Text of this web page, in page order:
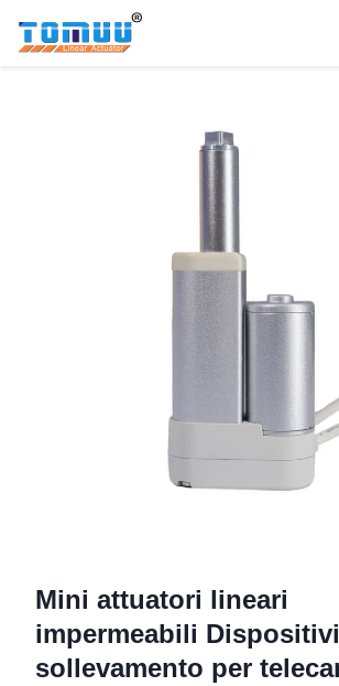
Mini attuatori lineari
impermeabili
sollevamento per